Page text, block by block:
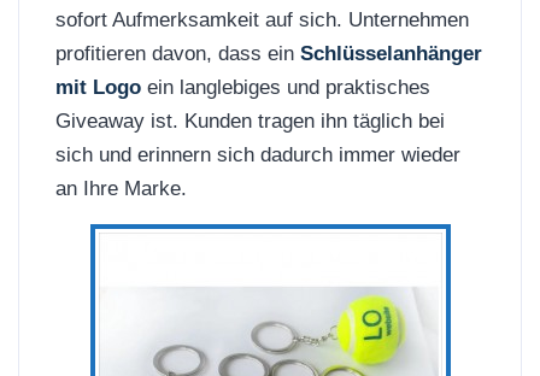
sofort Aufmerksamkeit auf sich. Unternehmen
profitieren davon, dass ein Schlüsselanhänger
mit Logo ein langlebiges und praktisches
Giveaway ist. Kunden tragen ihn täglich bei
sich und erinnern sich dadurch immer wieder
an Ihre Marke.